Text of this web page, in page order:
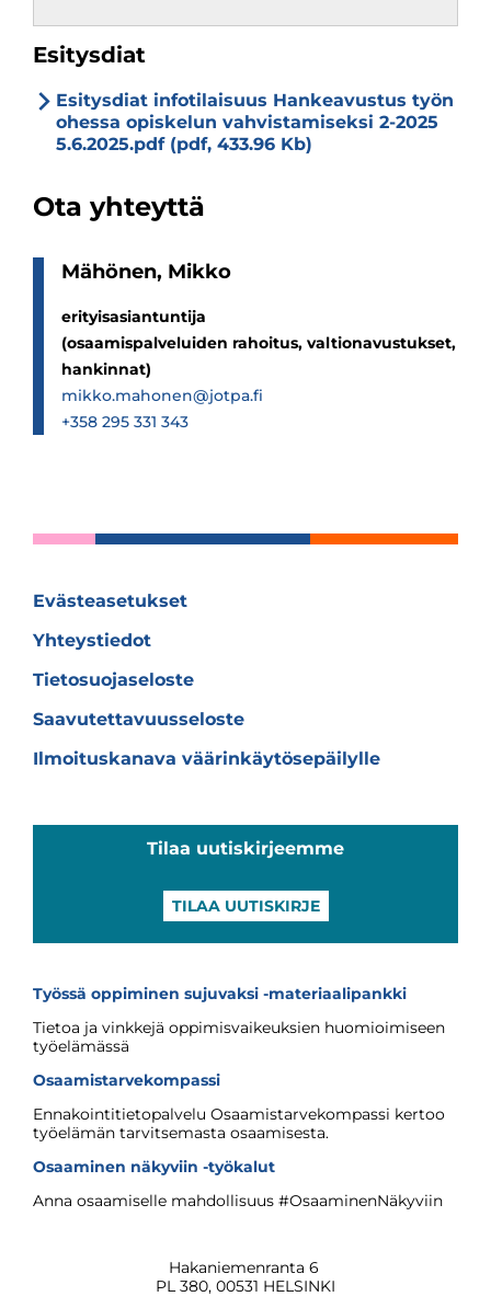
Esitysdiat
Esitysdiat infotilaisuus Hankeavustus työn
ohessa opiskelun vahvistamiseksi 2-2025
5.6.2025.pdf (pdf, 433.96 Kb)
Ota yhteyttä
Mähö­nen, Mikko
erityisasiantuntija
(osaamispalveluiden rahoitus, valtionavustukset,
hankinnat)
mikko.mahonen@jotpa.fi
+358 295 331 343
Evästeasetukset
Yhteystiedot
Tietosuojaseloste
Saavutettavuusseloste
Ilmoituskanava väärinkäytösepäilylle
Tilaa uutiskirjeemme
TILAA UUTISKIRJE
Työssä oppiminen sujuvaksi -materiaalipankki
Tietoa ja vinkkejä oppimisvaikeuksien huomioimiseen
työelämässä
Osaamistarvekompassi
Ennakointitietopalvelu Osaamistarvekompassi kertoo
työelämän tarvitsemasta osaamisesta.
Osaaminen näkyviin -työkalut
Anna osaamiselle mahdollisuus #OsaaminenNäkyviin
Hakaniemenranta 6
PL 380, 00531 HELSINKI